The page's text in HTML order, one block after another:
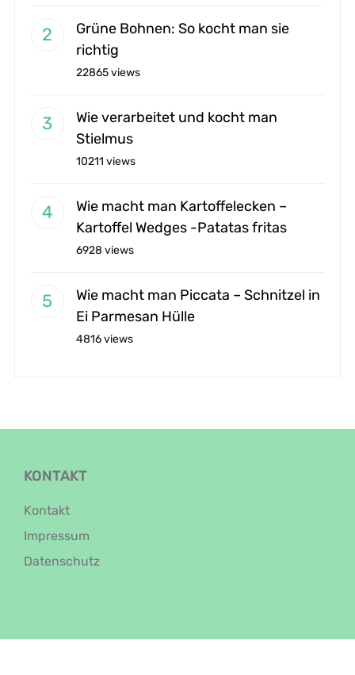
Grüne Bohnen: So kocht man sie
richtig
22865 views
Wie verarbeitet und kocht man
Stielmus
10211 views
Wie macht man Kartoffelecken –
Kartoffel Wedges -Patatas fritas
6928 views
Wie macht man Piccata – Schnitzel in
Ei Parmesan Hülle
4816 views
KONTAKT
Kontakt
Impressum
Datenschutz